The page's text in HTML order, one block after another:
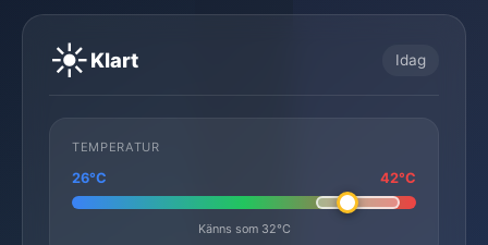
☀️Klart Idag
TEMPERATUR
26°C 42°C
Känns som 32°C